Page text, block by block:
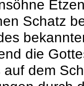
Schatz
die
dem